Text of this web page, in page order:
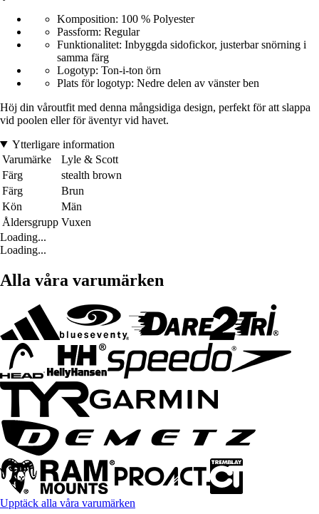
Komposition: 100 % Polyester
Passform: Regular
Funktionalitet: Inbyggda sidofickor, justerbar snörning i
samma färg
Logotyp: Ton-i-ton örn
Plats för logotyp: Nedre delen av vänster ben
Höj din våroutfit med denna mångsidiga design, perfekt för att slappa
vid poolen eller för äventyr vid havet.
Ytterligare information
Varumärke
Lyle & Scott
Färg
stealth brown
Färg
Brun
Kön
Män
Åldersgrupp Vuxen
Loading...
Loading...
Alla våra varumärken
Upptäck alla våra varumärken